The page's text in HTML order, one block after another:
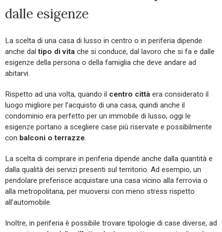
dalle esigenze
La scelta di una casa di lusso in centro o in periferia dipende
anche daltipo di vita che si conduce, dal lavoro che si fa e dalle
esigenze della persona o della famiglia che deve andare ad
abitarvi.
Rispetto ad una volta, quando il centro città era considerato il
luogo migliore per l’acquisto di una casa, quindi anche il
condominio era perfetto per un immobile di lusso, oggi le
esigenze portano a scegliere case più riservate e possibilmente
con balconi o terrazze.
La scelta di comprare in periferia dipende anche dalla quantità e
dalla qualità dei servizi presenti sul territorio. Ad esempio, un
pendolare preferisce acquistare una casa vicino alla ferrovia o
alla metropolitana, per muoversi con meno stress rispetto
all’automobile.
Inoltre, in periferia è possibile trovare tipologie di case diverse, ad